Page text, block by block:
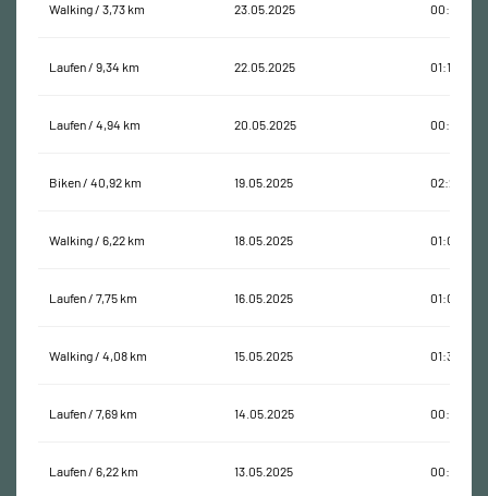
Walking / 3,73 km 23.05.2025 00:52:13
Laufen / 9,34 km 22.05.2025 01:16:42
Laufen / 4,94 km 20.05.2025 00:41:00
Biken / 40,92 km 19.05.2025 02:22:51
Walking / 6,22 km 18.05.2025 01:07:35
Laufen / 7,75 km 16.05.2025 01:00:31
Walking / 4,08 km 15.05.2025 01:31:41
Laufen / 7,69 km 14.05.2025 00:59:39
Laufen / 6,22 km 13.05.2025 00:46:45